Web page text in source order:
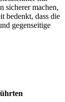
sicherer machen,
bedenkt, dass die
gegenseitige